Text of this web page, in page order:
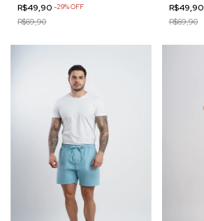
R$49,90 -29%OFF
R$69,90
R$49,90
R$69,90